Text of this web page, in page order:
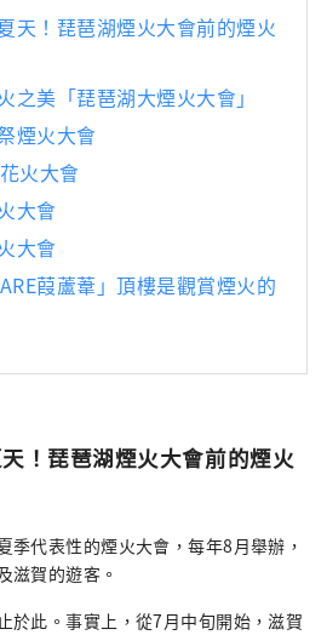
天！琵琶湖煙火大會前的煙火
之美「琵琶湖大煙火大會」
煙火大會
火大會
大會
大會
葭蘆葦」頂樓是觀賞煙火的
！琵琶湖煙火大會前的煙火
季代表性的煙火大會，每年8月舉辦，
滋賀的遊客。
於此。事實上，從7月中旬開始，滋賀